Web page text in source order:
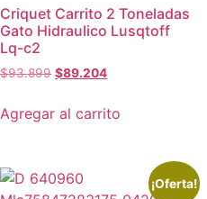
Criquet Carrito 2 Toneladas
Gato Hidraulico Lusqtoff
Lq-c2
$93.899 $89.204
Agregar al carrito
¡Oferta!